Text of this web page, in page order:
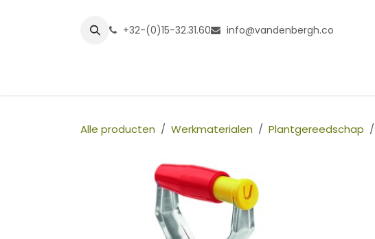
+32-(0)15-32.31.60 info@vandenbergh.co
Alle producten Werkmaterialen Plantgereedschap